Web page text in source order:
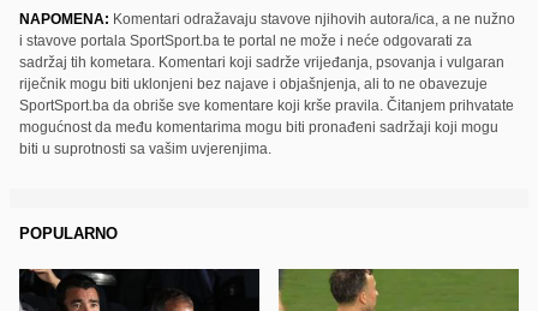
NAPOMENA: Komentari odražavaju stavove njihovih autora/ica, a ne nužno
i stavove portala SportSport.ba te portal ne može i neće odgovarati za
sadržaj tih kometara. Komentari koji sadrže vrijeđanja, psovanja i vulgaran
riječnik mogu biti uklonjeni bez najave i objašnjenja, ali to ne obavezuje
SportSport.ba da obriše sve komentare koji krše pravila. Čitanjem prihvatate
mogućnost da među komentarima mogu biti pronađeni sadržaji koji mogu
biti u suprotnosti sa vašim uvjerenjima.
POPULARNO